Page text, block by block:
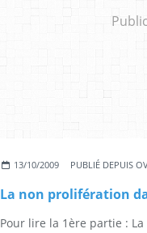
13/10/2009 PUBLIÉ DEPUIS
Pour lire la 1ère partie : La